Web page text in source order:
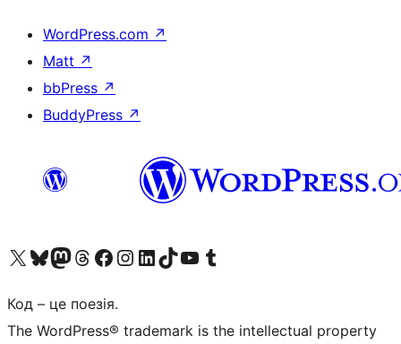
WordPress.com ↗
Matt ↗
bbPress ↗
BuddyPress ↗
Visit our X (formerly Twitter) account
Visit our Bluesky account
Завітайте до нашої стрічки в Mastodon
Visit our Threads account
Завітайте на нашу сторінку в Facebook
Visit our Instagram account
Visit our LinkedIn account
Visit our TikTok account
Visit our YouTube channel
Visit our Tumblr account
Код – це поезія.
The WordPress® trademark is the intellectual property